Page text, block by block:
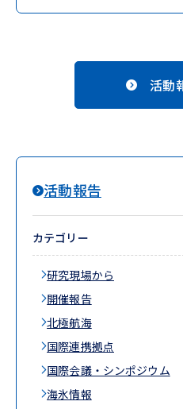
活動
活動報告
カテゴリー
研究現場から
開催報告
北極航海
国際連携拠点
国際会議・シンポジウム
海氷情報